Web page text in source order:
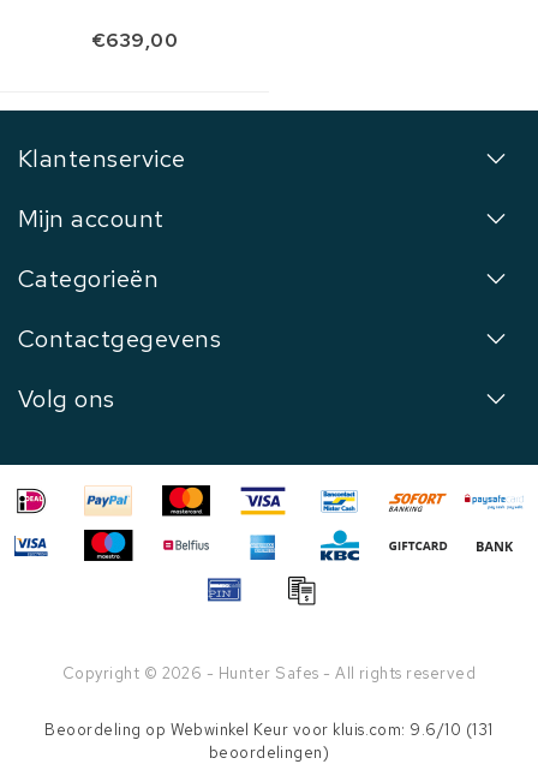
€639,00
Klantenservice
Mijn account
Categorieën
Contactgegevens
Volg ons
Copyright © 2026 - Hunter Safes - All rights reserved
Beoordeling op Webwinkel Keur voor kluis.com: 9.6/10 (131
beoordelingen)